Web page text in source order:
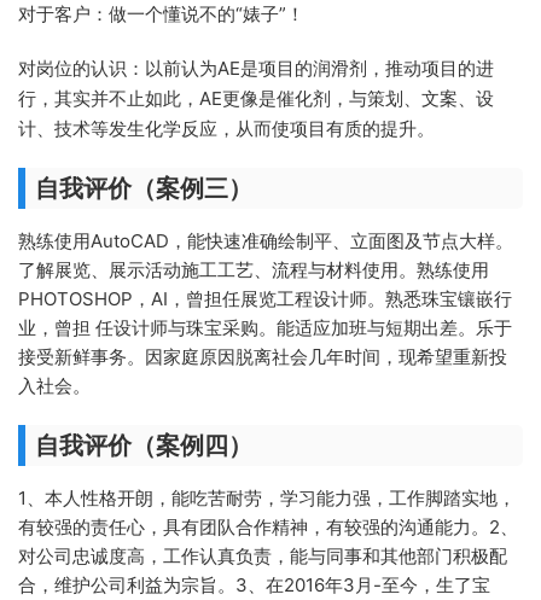
对于客户：做一个懂说不的“婊子”！
对岗位的认识：以前认为AE是项目的润滑剂，推动项目的进
行，其实并不止如此，AE更像是催化剂，与策划、文案、设
计、技术等发生化学反应，从而使项目有质的提升。
自我评价（案例三）
熟练使用AutoCAD，能快速准确绘制平、立面图及节点大样。
了解展览、展示活动施工工艺、流程与材料使用。熟练使用
PHOTOSHOP，AI，曾担任展览工程设计师。熟悉珠宝镶嵌行
业，曾担 任设计师与珠宝采购。能适应加班与短期出差。乐于
接受新鲜事务。因家庭原因脱离社会几年时间，现希望重新投
入社会。
自我评价（案例四）
1、本人性格开朗，能吃苦耐劳，学习能力强，工作脚踏实地，
有较强的责任心，具有团队合作精神，有较强的沟通能力。2、
对公司忠诚度高，工作认真负责，能与同事和其他部门积极配
合，维护公司利益为宗旨。3、在2016年3月-至今，生了宝